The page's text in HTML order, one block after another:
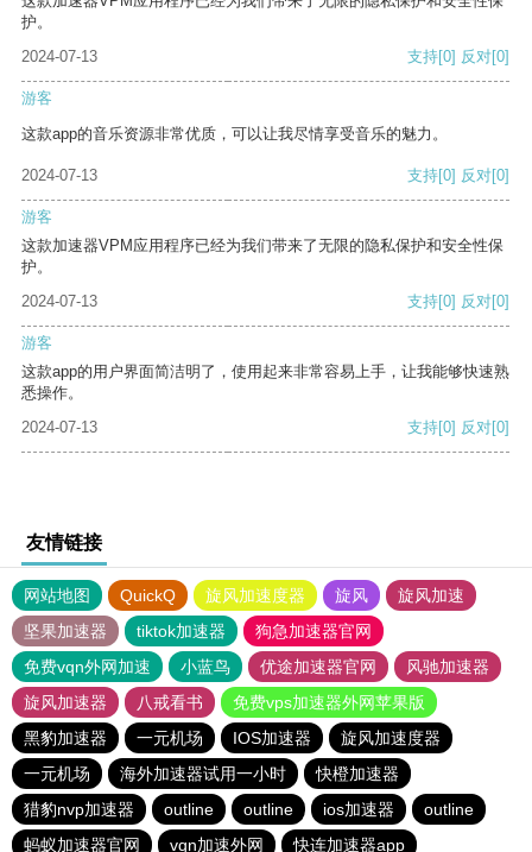
护。
2024-07-13
支持[0] 反对[0]
游客
这款app的音乐资源非常优质，可以让我尽情享受音乐的魅力。
2024-07-13 支持[0] 反对[0]
游客
这款加速器VPM应用程序已经为我们带来了无限的隐私保护和安全性保
护。
2024-07-13
支持[0] 反对[0]
游客
这款app的用户界面简洁明了，使用起来非常容易上手，让我能够快速熟
悉操作。
2024-07-13
支持[0] 反对[0]
友情链接
网站地图 QuickQ 旋风加速度器 旋风
旋风加速
坚果加速器
tiktok加速器
狗急加速器官网
免费vqn外网加速
小蓝鸟 优途加速器官网
风驰加速器
旋风加速器
八戒看书
免费vps加速器外网苹果版
黑豹加速器
一元机场 IOS加速器
旋风加速度器
一元机场
海外加速器试用一小时
快橙加速器
猎豹nvp加速器
outline outline ios加速器
outline
蚂蚁加速器官网
vqn加速外网 快连加速器app